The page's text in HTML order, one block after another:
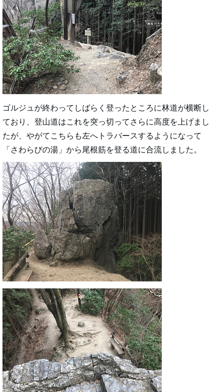
ゴルジュが終わってしばらく登ったところに林道が横断し
ており、登山道はこれを突っ切ってさらに高度を上げまし
たが、やがてこちらも左へトラバースするようになって
「さわらびの湯」から尾根筋を登る道に合流しました。